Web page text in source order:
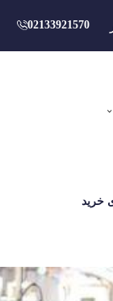
02133921570